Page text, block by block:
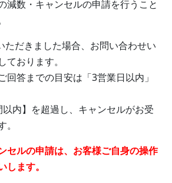
減数・キャンセルの申請を行うこと
だきました場合、お問い合わせい
ております。
答までの目安は「3営業日以内」
内】を超過し、キャンセルがお受
セルの申請は、お客様ご自身の操作
します。